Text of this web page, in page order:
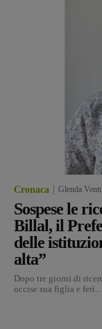
Cronaca Glenda
Sospese le
Billal, il
delle
alta”
Dopo tre giorni di
uccise sua figlia e ferì...